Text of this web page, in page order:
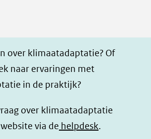
d
I
h
t
a
p
n
d
l
e
over klimaatadaptatie? Of
naar ervaringen met
in de praktijk?
over klimaatadaptatie
via de helpdesk.